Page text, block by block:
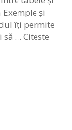
și
îți permite
să … Citeste